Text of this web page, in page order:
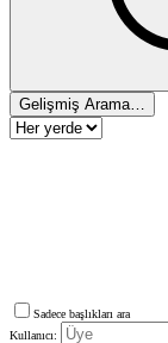
Gelişmiş Arama…
Sadece başlıkları ara
Kullanıcı: